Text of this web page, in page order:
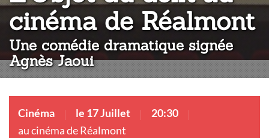
cinéma de Réalmont:
Une comédie dramatique signée
Agnès Jaoui
Cinéma le 17 Juillet
20:30
au cinéma de Réalmont